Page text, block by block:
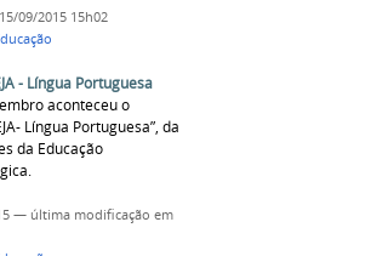
09/2015 15h02
- Língua Portuguesa
aconteceu o
Língua Portuguesa”, da
da Educação
— última modificação em